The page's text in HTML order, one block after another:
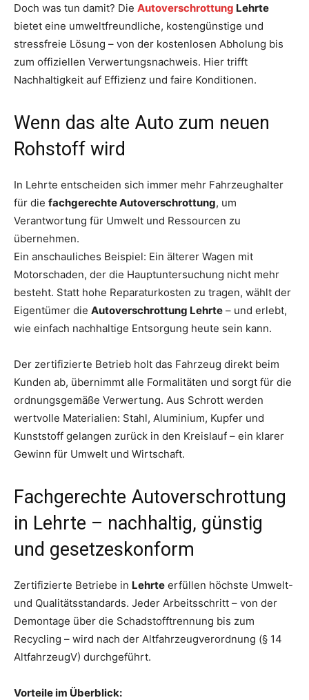
Doch was tun damit? Die Autoverschrottung Lehrte
bietet eine umweltfreundliche, kostengünstige und
stressfreie Lösung – von der kostenlosen Abholung bis
zum offiziellen Verwertungsnachweis. Hier trifft
Nachhaltigkeit auf Effizienz und faire Konditionen.
Wenn das alte Auto zum neuen
Rohstoff wird
In Lehrte entscheiden sich immer mehr Fahrzeughalter
für die fachgerechte Autoverschrottung, um
Verantwortung für Umwelt und Ressourcen zu
übernehmen.
Ein anschauliches Beispiel: Ein älterer Wagen mit
Motorschaden, der die Hauptuntersuchung nicht mehr
besteht. Statt hohe Reparaturkosten zu tragen, wählt der
Eigentümer die Autoverschrottung Lehrte – und erlebt,
wie einfach nachhaltige Entsorgung heute sein kann.
Der zertifizierte Betrieb holt das Fahrzeug direkt beim
Kunden ab, übernimmt alle Formalitäten und sorgt für die
ordnungsgemäße Verwertung. Aus Schrott werden
wertvolle Materialien: Stahl, Aluminium, Kupfer und
Kunststoff gelangen zurück in den Kreislauf – ein klarer
Gewinn für Umwelt und Wirtschaft.
Fachgerechte Autoverschrottung
in Lehrte – nachhaltig, günstig
und gesetzeskonform
Zertifizierte Betriebe in Lehrte erfüllen höchste Umwelt-
und Qualitätsstandards. Jeder Arbeitsschritt – von der
Demontage über die Schadstofftrennung bis zum
Recycling – wird nach der Altfahrzeugverordnung (§ 14
AltfahrzeugV) durchgeführt.
Vorteile im Überblick: